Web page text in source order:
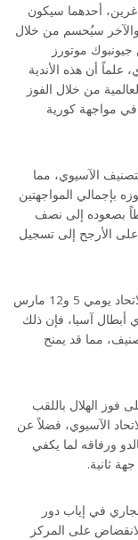
شاغرين، أحدهما سيكون
والآخر سيُحسم من خلال
موتورز
علماً أن هذه الأندية
من خلال الفوز
في مواجهة كورية
الآسيوي، مما
بإجمالي المواجهتين
بصعوده إلى نصف
الأرجح إلى تسجيل
وفي المقابل، إذا فاز الهلال الذي يواجه مواطنه الاتحاد يومي 5 و12 مارس
أبطال آسيا، فإن ذلك
مما قد يمنح
فوز الهلال باللقب
الآسيوي، فضلاً عن
ورفاقه لما يكفي
ثانية.
الإماراتي يوم 11 مارس الجاري في إياب دور
على المركز